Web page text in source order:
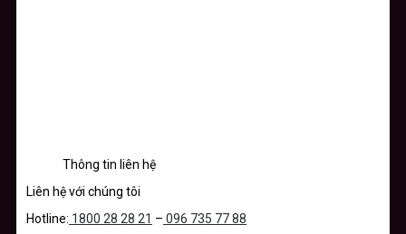
Thông tin liên hệ
Liên hệ với chúng tôi
Hotline: 1800 28 28 21 – 096 735 77 88